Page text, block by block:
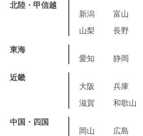
北陸・甲信越
新潟
富山
山梨
長野
東海
愛知
静岡
近畿
大阪
兵庫
滋賀
和歌山
中国・四国
岡山
広島